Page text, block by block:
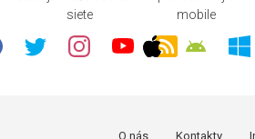
siete
mobile
O nás Kontakty